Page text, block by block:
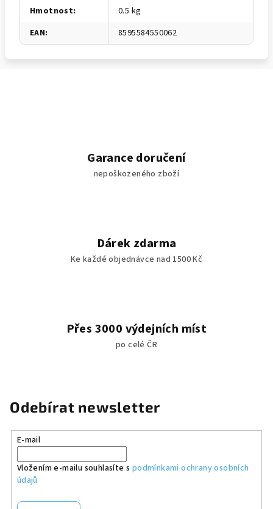
Hmotnost:
0.5 kg
EAN: 8595584550062
Garance doručení
nepoškozeného zboží
Dárek zdarma
Ke každé objednávce nad 1500 Kč
Přes 3000 výdejních míst
po celé ČR
Odebírat newsletter
E-mail
Vložením e-mailu souhlasíte s podmínkami ochrany osobních
údajů